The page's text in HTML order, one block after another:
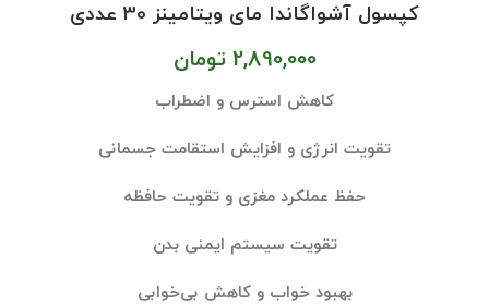
کپسول آشواگاندا مای ویتامینز 30 عددی
2,890,000 تومان
کاهش استرس و اضطراب
تقویت انرژی و افزایش استقامت جسمانی
حفظ عملکرد مغزی و تقویت حافظه
تقویت سیستم ایمنی بدن
بهبود خواب و کاهش بی‌خوابی